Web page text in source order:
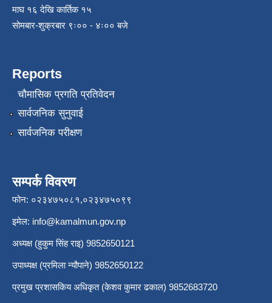
माघ १६ देखि कार्तिक १५
सोमबार-शुक्रबार ९ः०० - ४ः०० बजे
Reports
चौमासिक प्रगति प्रतिवेदन
सार्वजनिक सुनुवाई
सार्वजनिक परीक्षण
सम्पर्क विवरण
फोन: ०२३४७५०८१,०२३४७५०९९
इमेल: info@kamalmun.gov.np
अध्यक्ष (हुकुम सिंह राइ) 9852650121
उपाध्यक्ष (प्रमिला न्यौपाने) 9852650122
प्रमुख प्रशासकिय अधिकृत (केशव कुमार ढकाल) 9852683720